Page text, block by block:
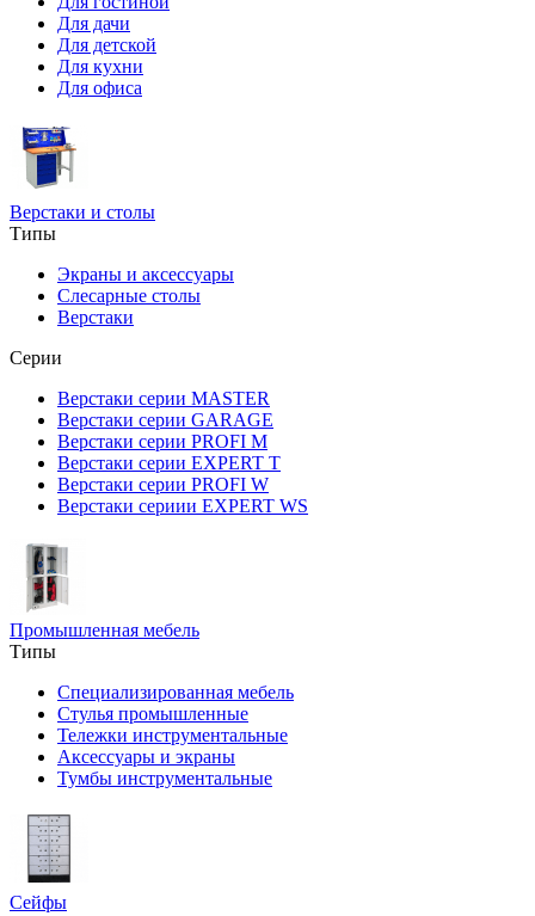
Для дачи
Для детской
Для кухни
Для офиса
Верстаки и столы
Типы
Экраны и аксессуары
Слесарные столы
Верстаки
Серии
Верстаки серии MASTER
Верстаки серии GARAGE
Верстаки серии PROFI M
Верстаки серии EXPERT T
Верстаки серии PROFI W
Верстаки сериии EXPERT WS
Промышленная мебель
Типы
Специализированная мебель
Стулья промышленные
Тележки инструментальные
Аксессуары и экраны
Тумбы инструментальные
Сейфы